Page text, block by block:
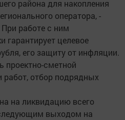
района для накопления
оператора, -
работе с ним
гарантирует целевое
его защиту от инфляции.
проектно-сметной
работ, отбор подрядных
на ликвидацию всего
выходом на